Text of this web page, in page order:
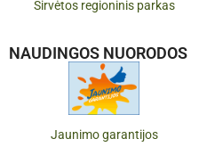
Sirvėtos regioninis parkas
NAUDINGOS NUORODOS
Jaunimo garantijos